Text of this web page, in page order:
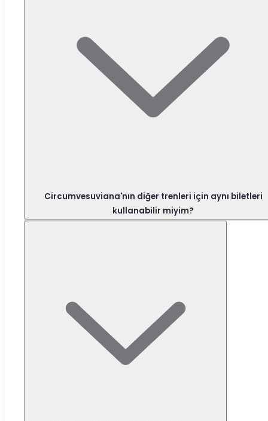
Circumvesuviana'nın diğer trenleri için aynı biletleri
kullanabilir miyim?